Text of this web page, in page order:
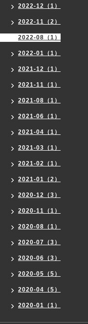
2022-12（1）
2022-11（2）
2022-08（1）
2022-01（1）
2021-12（1）
2021-11（1）
2021-08（1）
2021-06（1）
2021-04（1）
2021-03（1）
2021-02（1）
2021-01（2）
2020-12（3）
2020-11（1）
2020-08（1）
2020-07（3）
2020-06（3）
2020-05（5）
2020-04（5）
2020-01（1）